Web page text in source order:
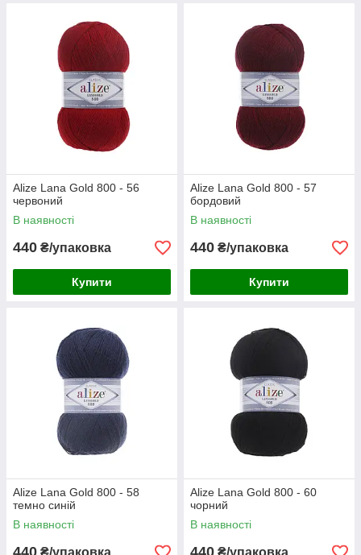
Alize Lana Gold 800 - 56
червоний
В наявності
440 ₴/упаковка
Купити
Alize Lana Gold 800 - 57
бордовий
В наявності
440 ₴/упаковка
Купити
Alize Lana Gold 800 - 58
темно синій
В наявності
440 ₴/упаковка
Alize Lana Gold 800 - 60
чорний
В наявності
440 ₴/упаковка